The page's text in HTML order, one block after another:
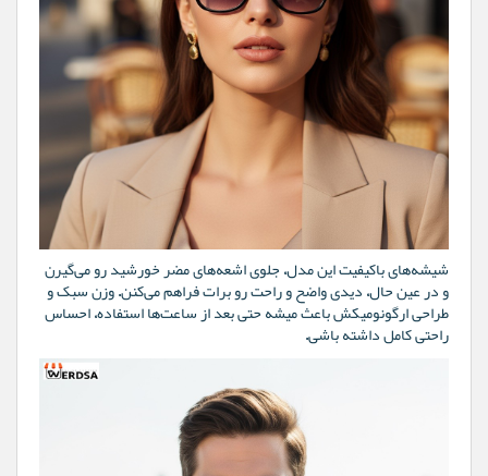
شیشه‌های باکیفیت این مدل، جلوی اشعه‌های مضر خورشید رو می‌گیرن
و در عین حال، دیدی واضح و راحت رو برات فراهم می‌کنن. وزن سبک و
طراحی ارگونومیکش باعث میشه حتی بعد از ساعت‌ها استفاده، احساس
راحتی کامل داشته باشی.